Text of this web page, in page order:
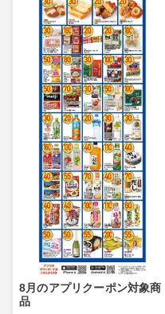
8月のアプリクーポン対象商
品